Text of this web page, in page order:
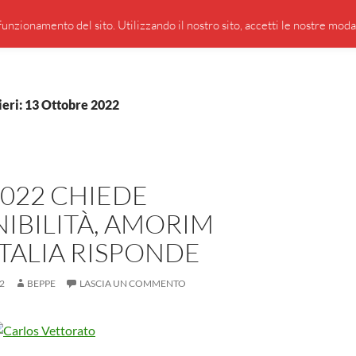
PRESENTAZIONE DI GIUSEPPE BORSOI
13 Ottobre 2022
CHIEDE
AMORIM
RISPONDE
BEPPE LASCIA UN COMMENTO
del sito. Utilizzando il nostro sito, accetti le nostre